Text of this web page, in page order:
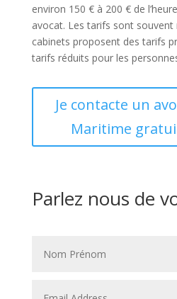
environ 150 € à 200 € de
avocat. Les tarifs sont
cabinets proposent des tarifs
tarifs réduits pour les
Je contacte un
Maritime
Parlez nous de